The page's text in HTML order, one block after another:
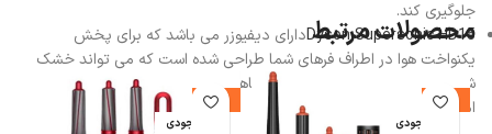
جلوگیری کند.
Dyson Supersonic HD15دارای دیفیوزر می باشد که برای پخش
یکنواخت هوا در اطراف فرهای شما طراحی شده است که می تواند خشک
شدن طبیعی را شبیه‌سازی کند و به کاهش موخوره و مشخص کردن فر و
امواج کمک می‌کند.
محصولات مرتبط
-17%
اتمام موجودی
-22%
اتمام موجودی